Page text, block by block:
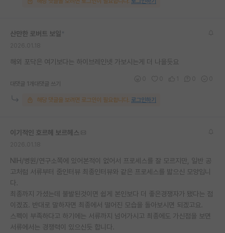
산만한 로버트 보일
해외 포닥은 여기보다는 하이브레인넷 가보시는게 더 나을듯요
대댓글 1개 대댓글 쓰기
해당 댓글을 보려면 로그인이 필요합니다. 로그인하기
이기적인 호르헤 보르헤스
NIH/병원/연구소쪽에 있어본적이 없어서 프로세스를 잘 모르지만, 일반 공
고처럼 서류부터 줌인터뷰 최종인터뷰와 같은 프로세스를 밟으신 모양입니
다.
최종까지 가셨는데 불발된것이면 쉽게 본인보다 더 좋은경쟁자가 됐다는 점
이겠죠. 반대로 말하자면 최종에서 떨어진 모습을 돌아보시면 되겠고요.
스펙이 부족하다고 하기에는 서류까지 넘어가시고 최종에도 가신점을 보면
서류에서는 경쟁력이 있으신듯 합니다.